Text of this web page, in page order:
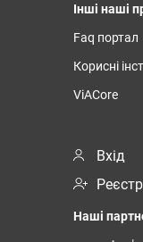
Інші наші
Faq портал
Корисні
ViACore
Вхід
Наші